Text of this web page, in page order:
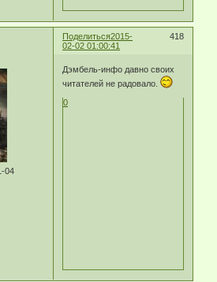
Поделиться 418
2015-
02-02 01:00:41
04
Дэмбель-инфо давно своих
читателей не радовало.
0